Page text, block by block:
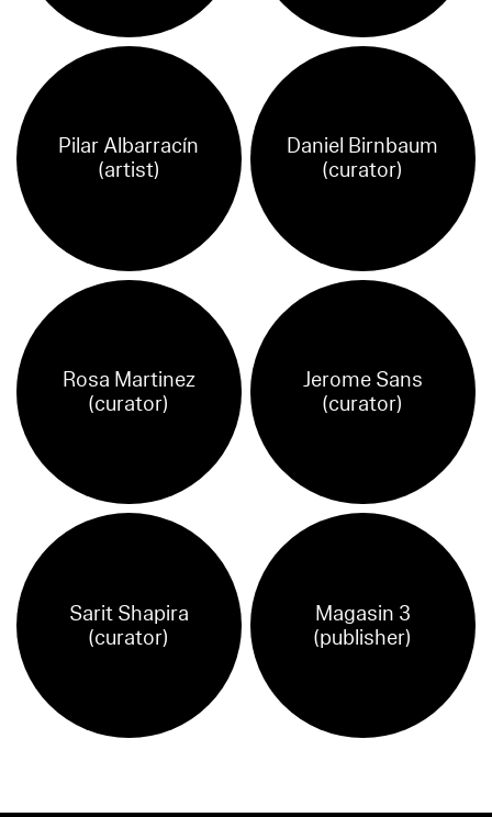
Pilar Albarracín
(artist)
Daniel Birnbaum
(curator)
Rosa Martinez
(curator)
Jerome Sans
(curator)
Sarit Shapira
(curator)
Magasin 3
(publisher)